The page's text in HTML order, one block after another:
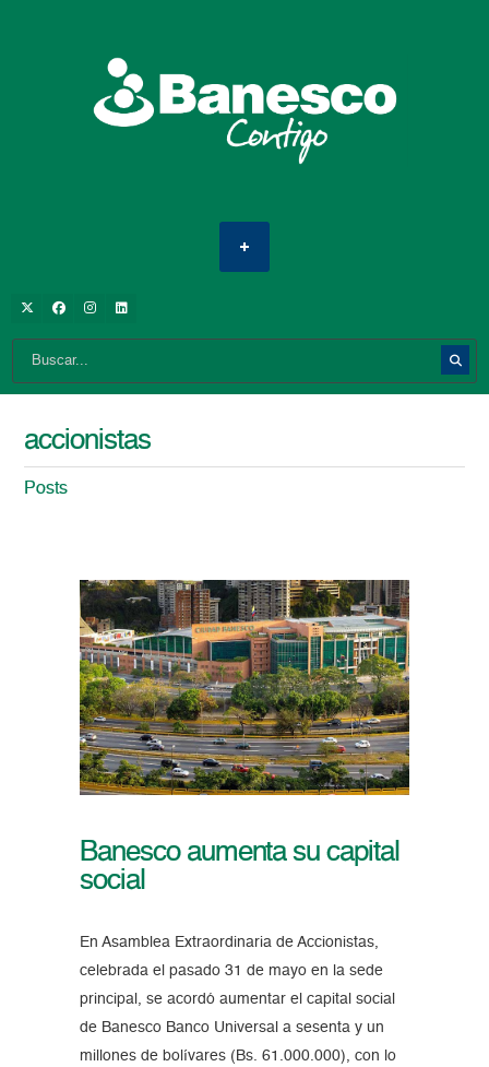
accionistas
Posts
Banesco aumenta su capital
social
En Asamblea Extraordinaria de Accionistas,
celebrada el pasado 31 de mayo en la sede
principal, se acordó aumentar el capital social
de Banesco Banco Universal a sesenta y un
millones de bolívares (Bs. 61.000.000), con lo